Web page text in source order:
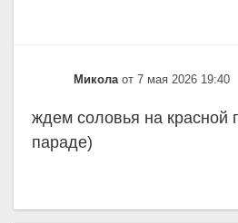
Микола от 7 мая 2026 19:40
ждем соловья на красной
параде)